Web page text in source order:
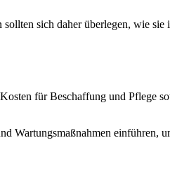
sich daher überlegen, wie
für Beschaffung und Pflege
Wartungsmaßnahmen einführen,